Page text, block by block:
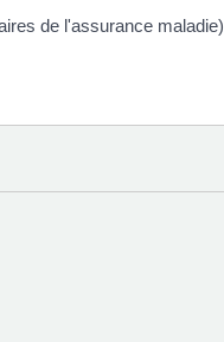
de l'assurance maladie)